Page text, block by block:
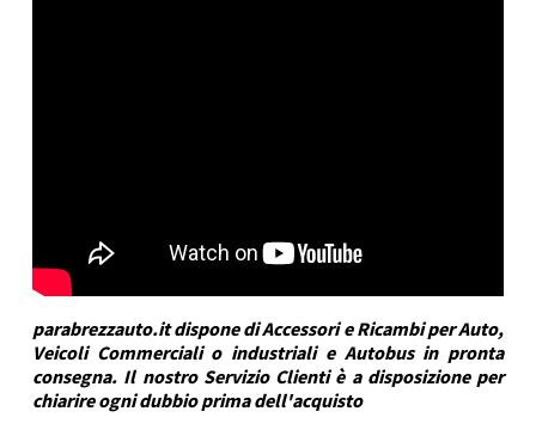
parabrezzauto.it dispone di Accessori e Ricambi per Auto,
Veicoli Commerciali o industriali e Autobus in pronta
consegna. Il nostro Servizio Clienti è a disposizione per
chiarire ogni dubbio prima dell'acquisto